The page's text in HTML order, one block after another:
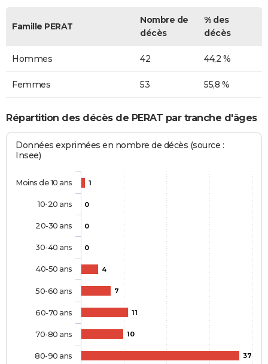
Famille PERAT
Nombre de
décès
% des
décès
Hommes 42 44,2 %
Femmes 53 55,8 %
Répartition des décès de PERAT par tranche d'âges
Données exprimées en nombre de décès (source :
Insee)
1
0
0
0
4
7
11
10
37
Moins de 10 ans
10-20 ans
20-30 ans
30-40 ans
40-50 ans
50-60 ans
60-70 ans
70-80 ans
80-90 ans